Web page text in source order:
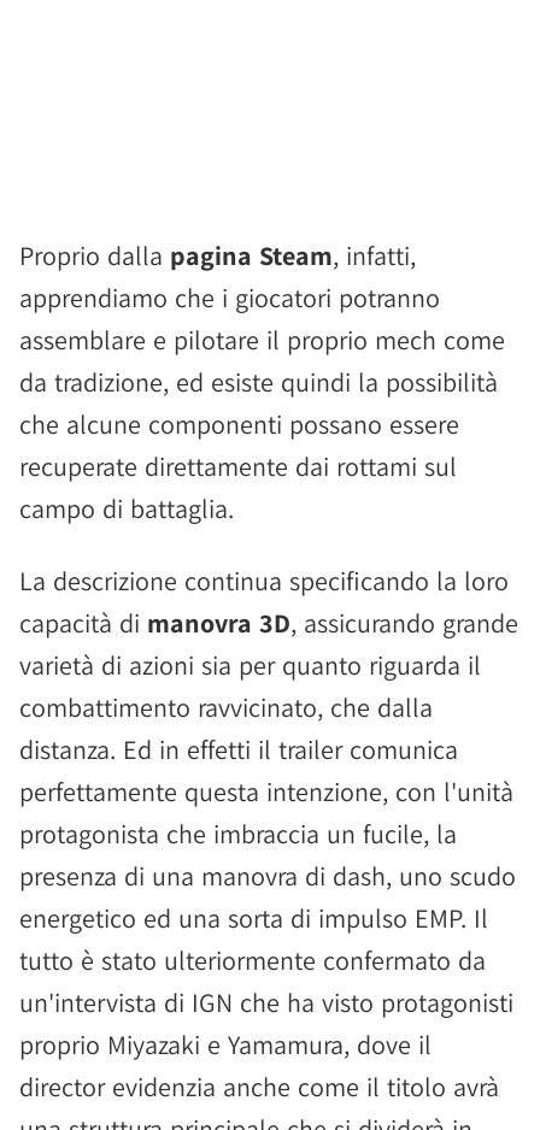
Proprio dalla pagina Steam, infatti,
apprendiamo che i giocatori potranno
assemblare e pilotare il proprio mech come
da tradizione, ed esiste quindi la possibilità
che alcune componenti possano essere
recuperate direttamente dai rottami sul
campo di battaglia.
La descrizione continua specificando la loro
capacità di manovra 3D, assicurando grande
varietà di azioni sia per quanto riguarda il
combattimento ravvicinato, che dalla
distanza. Ed in effetti il trailer comunica
perfettamente questa intenzione, con l'unità
protagonista che imbraccia un fucile, la
presenza di una manovra di dash, uno scudo
energetico ed una sorta di impulso EMP. Il
tutto è stato ulteriormente confermato da
un'intervista di IGN che ha visto protagonisti
proprio Miyazaki e Yamamura, dove il
director evidenzia anche come il titolo avrà